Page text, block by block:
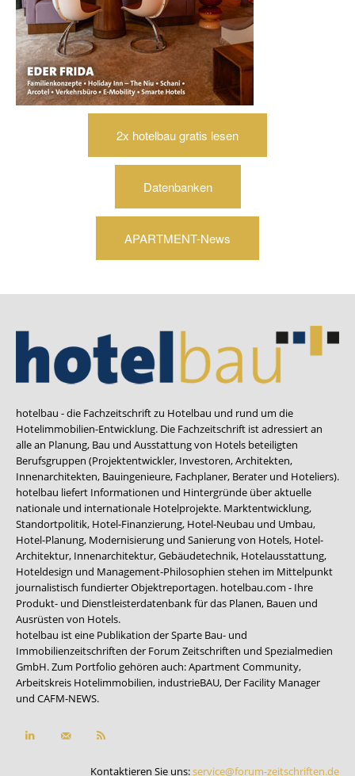
2x hotelbau gratis lesen
Datenbanken
APARTMENT-News
hotelbau - die Fachzeitschrift zu Hotelbau und rund um die
Hotelimmobilien-Entwicklung. Die Fachzeitschrift ist adressiert an
alle an Planung, Bau und Ausstattung von Hotels beteiligten
Berufsgruppen (Projektentwickler, Investoren, Architekten,
Innenarchitekten, Bauingenieure, Fachplaner, Berater und Hoteliers).
hotelbau liefert Informationen und Hintergründe über aktuelle
nationale und internationale Hotelprojekte. Marktentwicklung,
Standortpolitik, Hotel-Finanzierung, Hotel-Neubau und Umbau,
Hotel-Planung, Modernisierung und Sanierung von Hotels, Hotel-
Architektur, Innenarchitektur, Gebäudetechnik, Hotelausstattung,
Hoteldesign und Management-Philosophien stehen im Mittelpunkt
journalistisch fundierter Objektreportagen. hotelbau.com - Ihre
Produkt- und Dienstleisterdatenbank für das Planen, Bauen und
Ausrüsten von Hotels.
hotelbau ist eine Publikation der Sparte Bau- und
Immobilienzeitschriften der Forum Zeitschriften und Spezialmedien
GmbH. Zum Portfolio gehören auch:Apartment Community,
Arbeitskreis Hotelimmobilien, industrieBAU, Der Facility Manager
und CAFM-NEWS.
Kontaktieren Sie uns:service@forum-zeitschriften.de